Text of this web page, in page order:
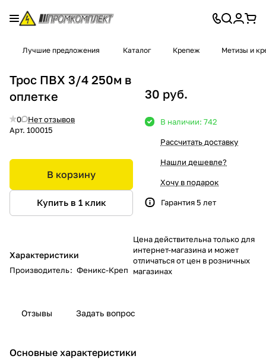
Лучшие предложения Каталог Крепеж Метизы и
Трос ПВХ 3/4 250м в
оплетке
0
Нет отзывов
Арт. 100015
В корзину
Купить в 1 клик
Характеристики
Производитель: Феникс-Креп
30 руб.
В наличии: 742
Рассчитать доставку
Нашли дешевле?
Хочу в подарок
Гарантия 5 лет
Цена действительна только для
интернет-магазина и может
отличаться от цен в розничных
магазинах
Отзывы Задать вопрос
Основные характеристики